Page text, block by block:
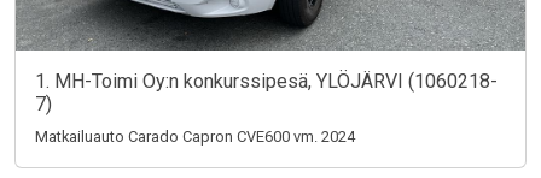
1. MH-Toimi Oy:n konkurssipesä, YLÖJÄRVI (1060218-
7)
Matkailuauto Carado Capron CVE600 vm. 2024